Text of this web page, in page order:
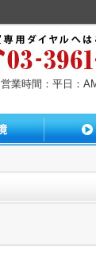
営業時間：平日：